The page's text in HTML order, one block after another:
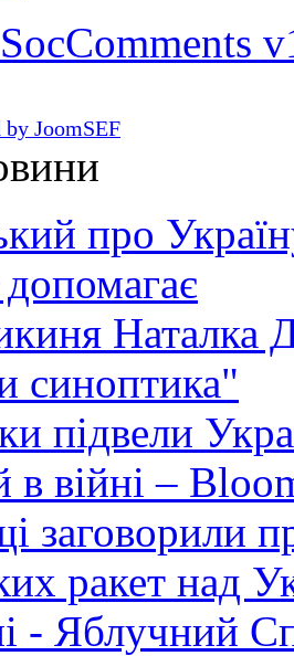
by JoomSEF
про
Наталка
синоптика"
підвели
в війні –
заговорили
ракет над
- Яблучний